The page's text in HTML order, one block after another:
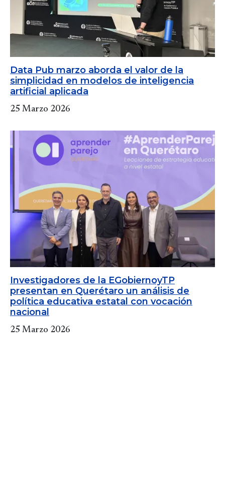
Data Pub marzo aborda el valor de la
simplicidad en modelos de inteligencia
artificial aplicada
25 Marzo 2026
Investigadores de la EGobiernoyTP
presentan en Querétaro un análisis de
política educativa estatal con vocación
nacional
25 Marzo 2026